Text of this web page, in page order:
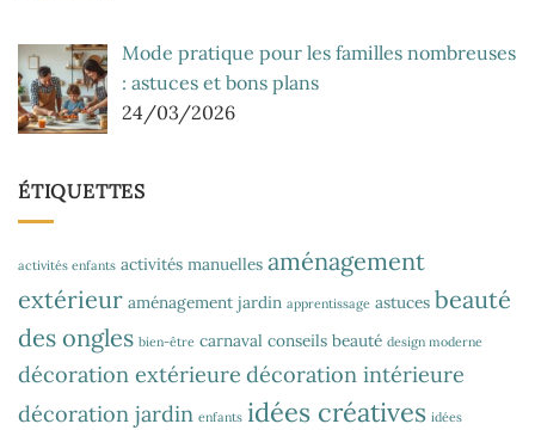
Mode pratique pour les familles nombreuses
: astuces et bons plans
24/03/2026
ÉTIQUETTES
activités enfants activités manuelles aménagement
extérieur aménagement jardin apprentissage astuces beauté
des ongles bien-être carnaval conseils beauté design moderne
décoration extérieure décoration intérieure
décoration jardin enfants idées créatives idées